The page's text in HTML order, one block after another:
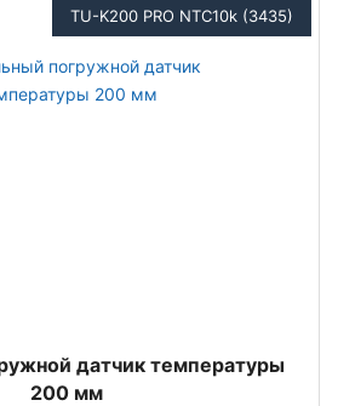
TU-K200 PRO NTC10k (3435)
датчик температуры
200 мм